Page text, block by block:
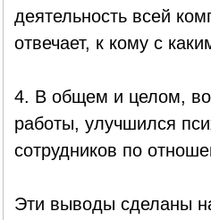
деятельность всей
отвечает, к кому с
4. В общем и целом,
работы, улучшился
сотрудников по
Эти выводы сделаны